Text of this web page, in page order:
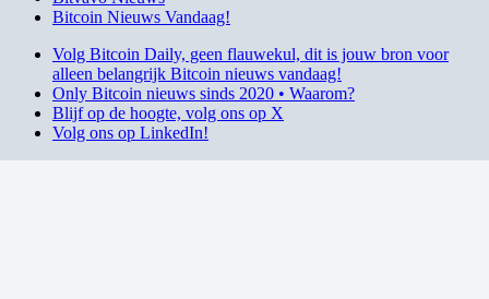
Bitcoin Nieuws Vandaag!
Volg Bitcoin Daily, geen flauwekul, dit is jouw bron voor
alleen belangrijk Bitcoin nieuws vandaag!
Only Bitcoin nieuws sinds 2020 • Waarom?
Blijf op de hoogte, volg ons op X
Volg ons op LinkedIn!